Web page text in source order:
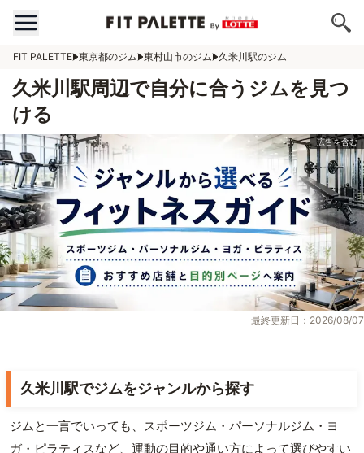
FIT PALETTE 東京都のジム 東村山市のジム 久米川駅のジム
久米川駅周辺で自分に合うジムを見つ
ける
最終更新日：2026/08/07
久米川駅でジムをジャンルから探す
ジムと一言でいっても、スポーツジム・パーソナルジム・ヨ
ガ・ピラティスなど、運動の目的や通い方によって選びやすい